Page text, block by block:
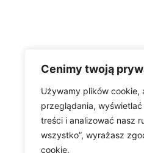
Cenimy twoją
Używamy plików cookie,
przeglądania,
treści i analizować nasz
wszystko”, wyrażasz
cookie.